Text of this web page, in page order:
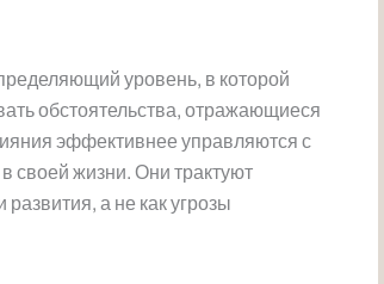
уровень, в которой
обстоятельства, отражающиеся
эффективнее управляются с
своей жизни. Они трактуют
а не как угрозы